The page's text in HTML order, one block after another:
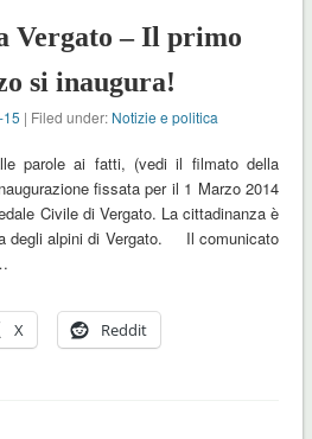
Vergato – Il primo
si inaugura!
| Filed under: Notizie e politica
parole ai fatti, (vedi il filmato della
fissata per il 1 Marzo 2014
Civile di Vergato. La cittadinanza è
degli alpini di Vergato. Il comunicato
X Reddit